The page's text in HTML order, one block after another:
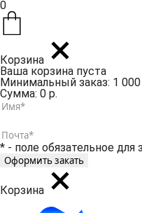
0
Корзина
Ваша корзина пуста
Минимальный заказ: 1 000
Сумма: 0 р.
* - поле обязательное для
Корзина